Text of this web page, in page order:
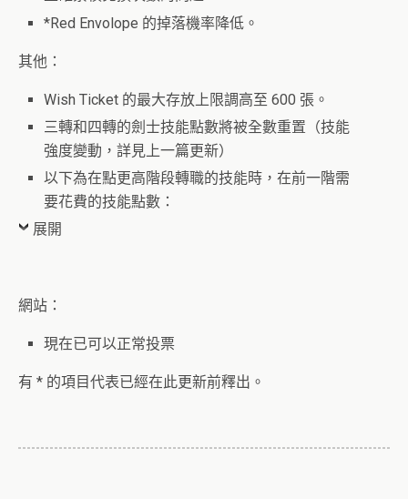
*Red Envolope 的掉落機率降低。
其他：
Wish Ticket 的最大存放上限調高至 600 張。
三轉和四轉的劍士技能點數將被全數重置（技能
強度變動，詳見上一篇更新）
以下為在點更高階段轉職的技能時，在前一階需
要花費的技能點數：
展開
網站：
現在已可以正常投票
有 * 的項目代表已經在此更新前釋出。